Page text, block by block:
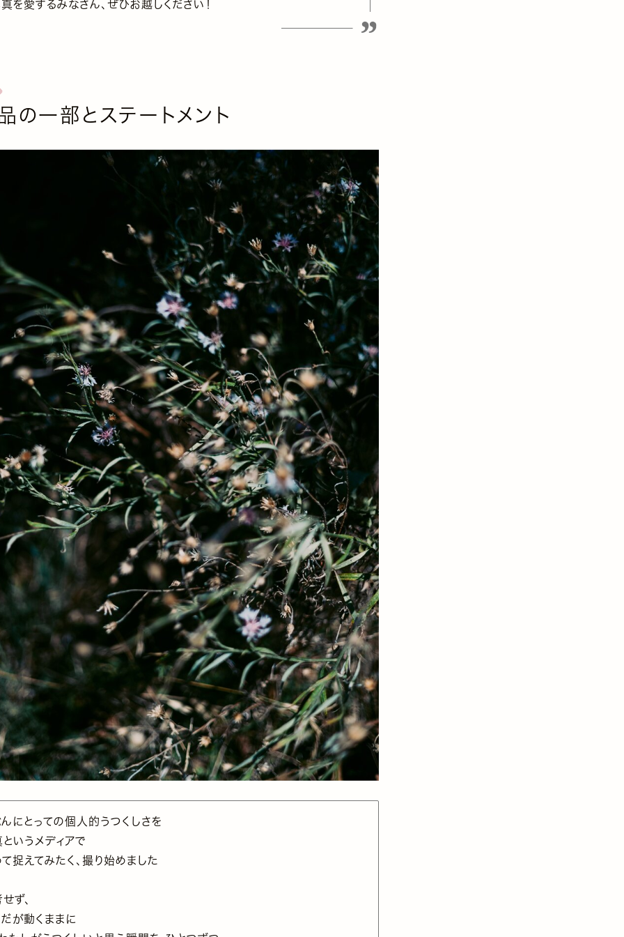
を愛するみなさん、ぜひお越しください！
の一部とステートメント
にとっての個人的うつくしさを
いうメディアで
捉えてみたく、撮り始めました
ず、
が動くままに